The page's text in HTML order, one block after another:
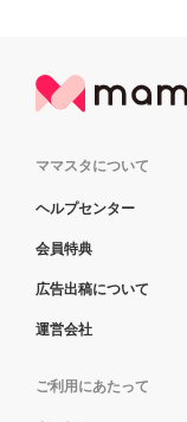
ママスタについて
ヘルプセンター
会員特典
広告出稿について
運営会社
ご利用にあたって